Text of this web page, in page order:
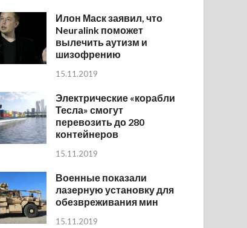
Илон Маск заявил, что
Neuralink поможет
вылечить аутизм и
шизофрению
15.11.2019
Электрические «корабли
Тесла» смогут
перевозить до 280
контейнеров
15.11.2019
Военные показали
лазерную установку для
обезвреживания мин
15.11.2019